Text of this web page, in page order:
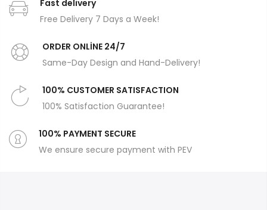
Fast delivery
Free Delivery 7 Days a Week!
ORDER ONLİNE 24/7
Same-Day Design and Hand-Delivery!
100% CUSTOMER SATISFACTION
100% Satisfaction Guarantee!
100% PAYMENT SECURE
We ensure secure payment with PEV